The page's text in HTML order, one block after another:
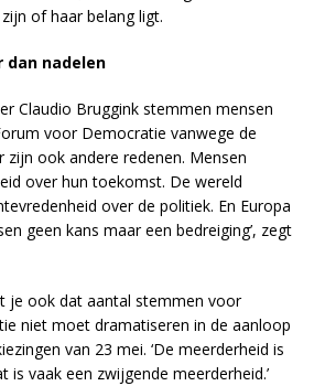
of haar belang ligt.
dan nadelen
Claudio Bruggink stemmen mensen
voor Democratie vanwege de
zijn ook andere redenen. Mensen
over hun toekomst. De wereld
over de politiek. En Europa
geen kans maar een bedreiging’, zegt
je ook dat aantal stemmen voor
niet moet dramatiseren in de aanloop
van 23 mei. ‘De meerderheid is
is vaak een zwijgende meerderheid.’